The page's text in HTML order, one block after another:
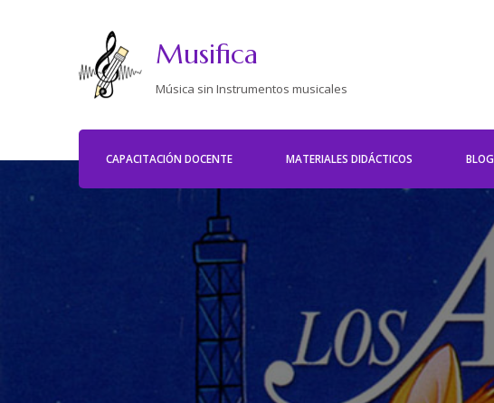
Musifica
Música sin Instrumentos musicales
CAPACITACIÓN DOCENTE MATERIALES DIDÁCTICOS BLOG